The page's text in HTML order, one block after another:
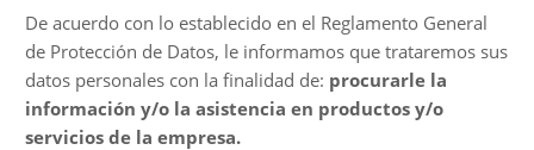
De acuerdo con lo establecido en el Reglamento General
de Protección de Datos, le informamos que trataremos sus
datos personales con la finalidad de: procurarle la
información y/o la asistencia en productos y/o
servicios de la empresa.